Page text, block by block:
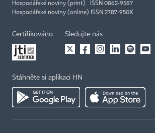
Hospodářské noviny (print) ISSN 0862-9587
Hospodářské noviny (online) ISSN 2787-950X
Certifikováno Sledujte nás
Stáhněte si aplikaci HN